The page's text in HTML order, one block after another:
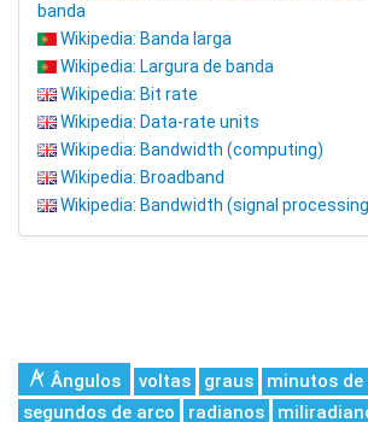
banda
Wikipedia: Banda larga
Wikipedia: Largura de banda
Wikipedia: Bit rate
Wikipedia: Data-rate units
Wikipedia: Bandwidth (computing)
Wikipedia: Broadband
Wikipedia: Bandwidth (signal
Ângulos voltas graus
minutos de
segundos de arco
radianos